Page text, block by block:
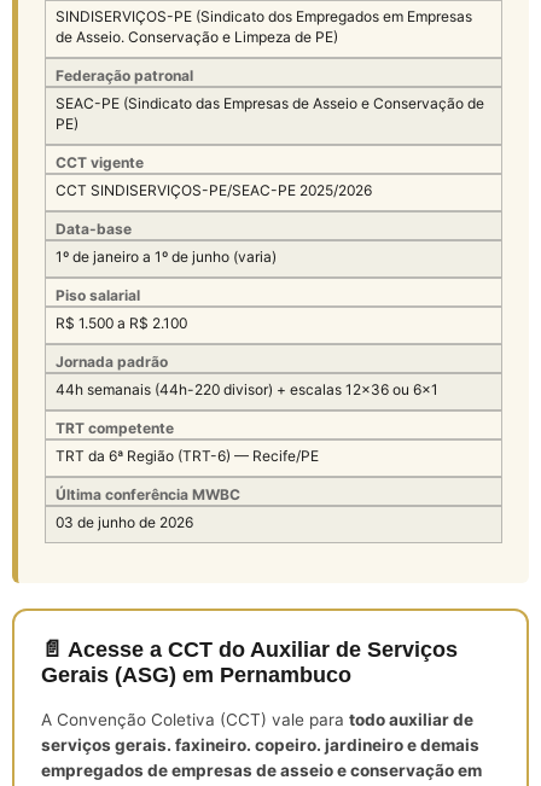
SINDISERVIÇOS-PE (Sindicato dos Empregados em Empresas
de Asseio. Conservação e Limpeza de PE)
Federação patronal
SEAC-PE (Sindicato das Empresas de Asseio e Conservação de
PE)
CCT vigente
CCT SINDISERVIÇOS-PE/SEAC-PE 2025/2026
Data-base
1º de janeiro a 1º de junho (varia)
Piso salarial
R$ 1.500 a R$ 2.100
Jornada padrão
44h semanais (44h-220 divisor) + escalas 12×36 ou 6×1
TRT competente
TRT da 6ª Região (TRT-6) — Recife/PE
Última conferência MWBC
03 de junho de 2026
📄 Acesse a CCT do Auxiliar de Serviços
Gerais (ASG) em Pernambuco
A Convenção Coletiva (CCT) vale para todo auxiliar de
serviços gerais. faxineiro. copeiro. jardineiro e demais
empregados de empresas de asseio e conservação em